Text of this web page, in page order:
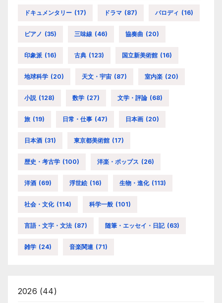
ドキュメンタリー (17) ドラマ (87) パロディ (16)
ピアノ (35) 三味線 (46) 協奏曲 (20)
印象派 (16) 古典 (123) 国立新美術館 (16)
地球科学 (20) 天文・宇宙 (87) 室内楽 (20)
小説 (128) 数学 (27) 文学・評論 (68)
旅 (19) 日常・仕事 (47) 日本画 (20)
日本酒 (31) 東京都美術館 (17)
歴史・考古学 (100) 洋楽・ポップス (26)
洋酒 (69) 浮世絵 (16) 生物・進化 (113)
社会・文化 (114) 科学一般 (101)
言語・文字・文法 (87) 随筆・エッセイ・日記 (63)
雑学 (24) 音楽関連 (71)
2026 (44)